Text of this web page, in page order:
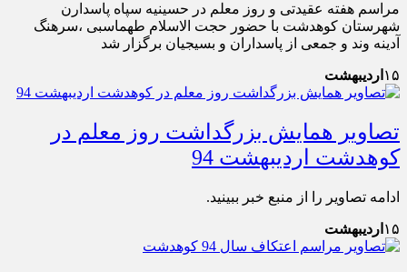
مراسم هفته عقیدتی و روز معلم در حسینیه سپاه پاسدارن
شهرستان کوهدشت با حضور حجت الاسلام طهماسبی ،سرهنگ
آدینه وند و جمعی از پاسداران و بسیجیان برگزار شد
۱۵ اردیبهشت
تصاویر همایش بزرگداشت روز معلم در
کوهدشت اردیبهشت 94
ادامه تصاویر را از منبع خبر ببینید.
۱۵ اردیبهشت